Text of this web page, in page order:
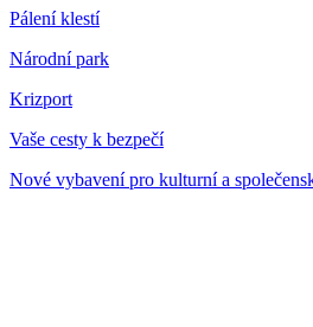
Pálení klestí
Národní park
Krizport
Vaše cesty k bezpečí
Nové vybavení pro kulturní a